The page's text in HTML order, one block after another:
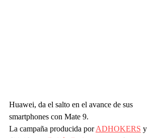
Huawei, da el salto en el avance de sus
smartphones con Mate 9.
La campaña producida por ADHOKERS y